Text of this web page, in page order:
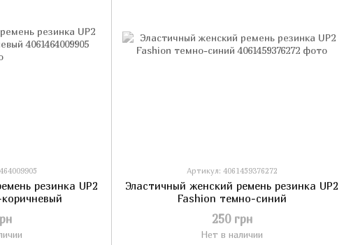
резинка UP2
Артикул: 4061459376272
Эластичный женский ремень резинка UP2
Fashion темно-синий
250 грн
Нет в наличии